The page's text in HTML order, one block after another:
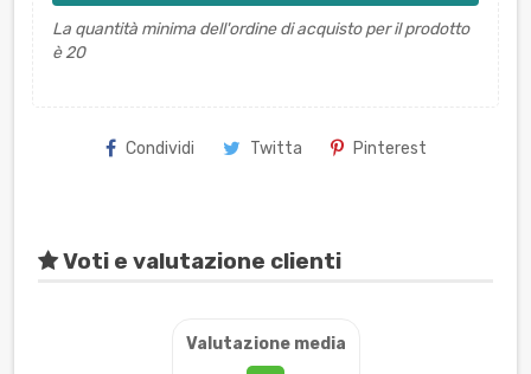
La quantità minima dell'ordine di acquisto per il prodotto
è 20
Condividi Twitta Pinterest
Voti e valutazione clienti
Valutazione media